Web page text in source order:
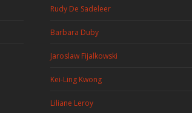
Rudy De Sadeleer
Barbara Duby
Jaroslaw Fijalkowski
Kei-Ling Kwong
Liliane Leroy